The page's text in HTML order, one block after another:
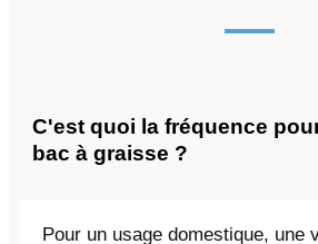
C'est quoi la fréquence
bac à graisse ?
Pour un usage domestique, une